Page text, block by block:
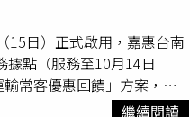
國際賽事的重要動力。今
月22日自高雄寄出作品，未
讓他一度擔心趕不上比賽
決賽的好消息，此次全球共
。曾慶棟笑說，作品被扣
15日）正式啟用，嘉惠台南
據點（服務至10月14日
常客優惠回饋」方案，至
享最高30％的乘車金回饋。
繼續閱讀